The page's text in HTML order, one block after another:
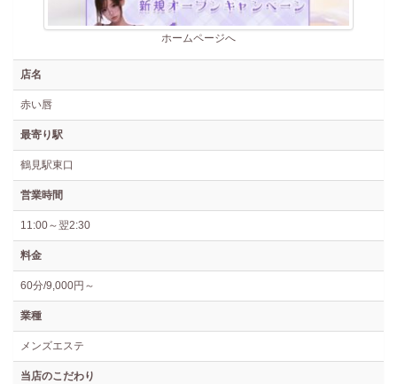
ホームページへ
店名
赤い唇
最寄り駅
鶴見駅東口
営業時間
11:00～翌2:30
料金
60分/9,000円～
業種
メンズエステ
当店のこだわり